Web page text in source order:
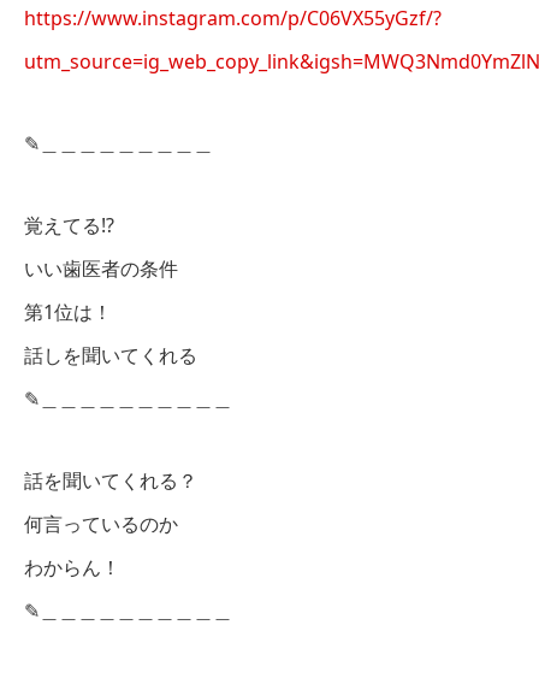
https://www.instagram.com/p/C06VX55yGzf/?
✎︎＿＿＿＿＿＿＿＿＿
覚えてる!?
いい歯医者の条件
第1位は！
話しを聞いてくれる
✎︎＿＿＿＿＿＿＿＿＿＿
話を聞いてくれる？
何言っているのか
わからん！
✎︎＿＿＿＿＿＿＿＿＿＿